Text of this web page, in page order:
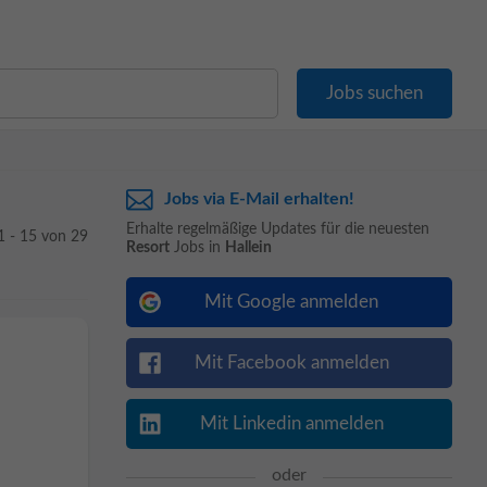
- 15 von 29
Jobs via E-Mail erhalten!
Erhalte regelmäßige Updates für die neuesten
Resort Jobs in Hallein
Mit Google anmelden
Mit Facebook anmelden
Mit Linkedin anmelden
oder